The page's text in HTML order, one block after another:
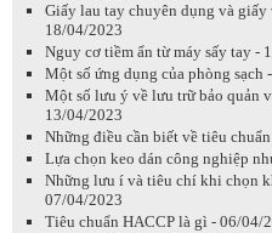
Giấy lau tay chuyên dụng và
18/04/2023
Nguy cơ tiềm ẩn từ máy sấy tay -
Một số ứng dụng của phòng sạch
Một số lưu ý về lưu trữ bảo quản
13/04/2023
Những điều cần biết về tiêu
Lựa chọn keo dán công nghiệp
Những lưu í và tiêu chí khi chọn
07/04/2023
Tiêu chuẩn HACCP là gì - 06/04/